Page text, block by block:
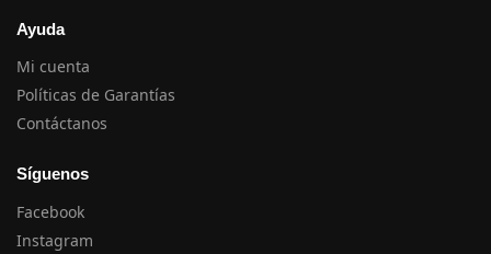
Ayuda
Mi cuenta
Políticas de Garantías
Contáctanos
Síguenos
Facebook
Instagram